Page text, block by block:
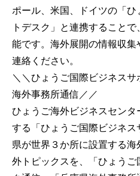
ポール、米国、ドイツの「
トデスク」と連携すること
能です。海外展開の情報収
連絡ください。
＼＼ひょうご国際ビジネス
海外事務所通信／／
ひょうご海外ビジネスセン
する「ひょうご国際ビジネ
県が世界３か所に設置する
外トピックスを、「ひょう